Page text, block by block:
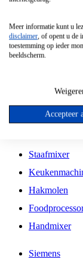
Vrijstaande
Vrijstaande
Inbouw
Inbouw
Kookplaat
Staafmixer
Hakmolen
Handmixer
Siemens
Meer informatie kunt u
disclaimer, of opent u de
toestemming op ieder
beeldscherm.
Accepteer